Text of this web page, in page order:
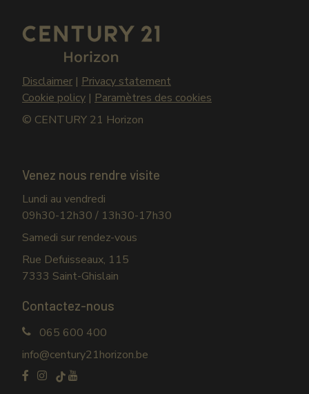
Disclaimer | Privacy statement
Cookie policy | Paramètres des cookies
© CENTURY 21 Horizon
Venez nous rendre visite
Lundi au vendredi
09h30-12h30 / 13h30-17h30
Samedi sur rendez-vous
Rue Defuisseaux, 115
7333 Saint-Ghislain
Contactez-nous
065 600 400
info@century21horizon.be